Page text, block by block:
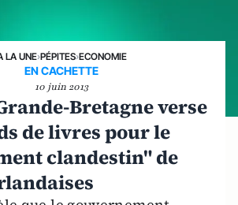
LA UNE›PÉPITES›ECONOMIE
EN CACHETTE
10 juin 2013
Bretagne verse
de livres pour le
clandestin" de